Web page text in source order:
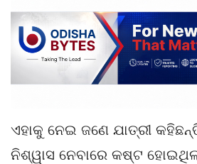
ଏହାକୁ ନେଇ ଜଣେ ଯାତ୍ରୀ
ନିଶ୍ୱାସ ନେବାରେ କଷ୍ଟ